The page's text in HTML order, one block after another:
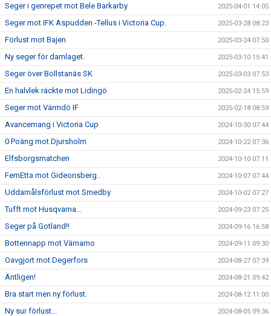
Seger i genrepet mot Bele Barkarby 2025-04-01 14:05
Seger mot IFK Aspudden -Tellus i Victoria Cup. 2025-03-28 08:23
Förlust mot Bajen 2025-03-24 07:50
Ny seger för damlaget. 2025-03-10 15:41
Seger över Bollstanäs SK 2025-03-03 07:53
En halvlek räckte mot Lidingö 2025-02-24 15:59
Seger mot Värmdö IF 2025-02-18 08:59
Avancemang i Victoria Cup 2024-10-30 07:44
0 Poäng mot Djursholm 2024-10-22 07:36
Elfsborgsmatchen 2024-10-10 07:11
FemEtta mot Gideonsberg.. 2024-10-07 07:44
Uddamålsförlust mot Smedby 2024-10-02 07:27
Tufft mot Husqvarna... 2024-09-23 07:25
Seger på Gotland!! 2024-09-16 16:58
Bottennapp mot Värnamo 2024-09-11 09:30
Oavgjort mot Degerfors 2024-08-27 07:39
Äntligen! 2024-08-21 09:42
Bra start men ny förlust. 2024-08-12 11:00
Ny sur förlust... 2024-08-05 09:36